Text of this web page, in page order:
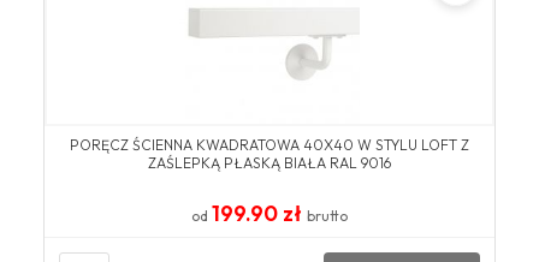
PORĘCZ ŚCIENNA KWADRATOWA 40X40 W STYLU LOFT Z
ZAŚLEPKĄ PŁASKĄ BIAŁA RAL 9016
od 199.90 zł brutto